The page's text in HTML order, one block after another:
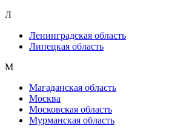
Л
Ленинградская область
Липецкая область
М
Магаданская область
Москва
Московская область
Мурманская область